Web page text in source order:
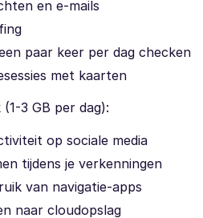
en e-mails
paar keer per dag checken
met kaarten
3 GB per dag):
op sociale media
tijdens je verkenningen
van navigatie-apps
naar cloudopslag